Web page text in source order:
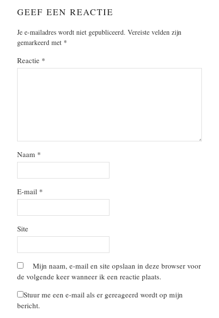
GEEF EEN REACTIE
Je e-mailadres wordt niet gepubliceerd. Vereiste velden zijn
gemarkeerd met *
Reactie *
Naam *
E-mail *
Site
Mijn naam, e-mail en site opslaan in deze browser voor
de volgende keer wanneer ik een reactie plaats.
Stuur me een e-mail als er gereageerd wordt op mijn
bericht.